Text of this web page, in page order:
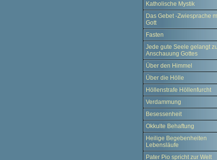
Katholische Mystik
Das Gebet -Zwiesprache
Gott
Fasten
Jede gute Seele gelangt
Anschauung Gottes
Über den Himmel
Über die Hölle
Höllenstrafe Höllenfurcht
Verdammung
Besessenheit
Okkulte Behaftung
Heilige Begebenheiten
Lebensläufe
Pater Pio spricht zur Welt